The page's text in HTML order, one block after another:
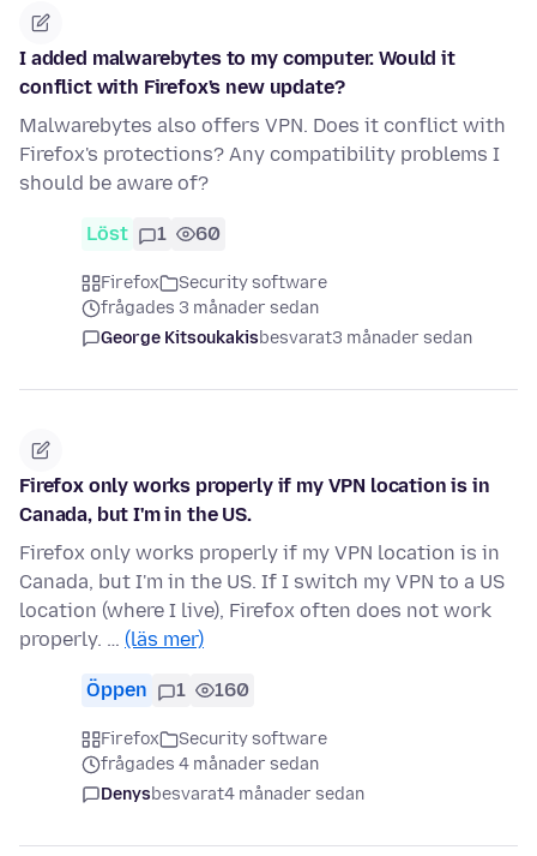
I added malwarebytes to my computer. Would it
conflict with Firefox's new update?
Malwarebytes also offers VPN. Does it conflict with
Firefox's protections? Any compatibility problems I
should be aware of?
Löst 1 60
Firefox
Security software
frågades 3 månader sedan
George Kitsoukakisbesvarat3 månader sedan
Firefox only works properly if my VPN location is in
Canada, but I'm in the US.
Firefox only works properly if my VPN location is in
Canada, but I'm in the US. If I switch my VPN to a US
location (where I live), Firefox often does not work
properly. … (läs mer)
Öppen 1 160
Firefox
Security software
frågades 4 månader sedan
Denysbesvarat4 månader sedan